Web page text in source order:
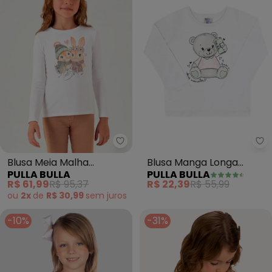
Pulla Bulla - Blusa Meia Malha
Blusa Meia Malha
(Branco)
PULLA BULLA
R$ 61,99R$ 95,37
ou 2x de R$ 30,99 sem juros
Blusa Manga Longa
Menina (Branco)
PULLA BULLA
R$ 22,39R$ 55,99
-10% -31%